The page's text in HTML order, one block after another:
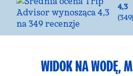
4,3
(349)
WIDOK NA WODĘ,